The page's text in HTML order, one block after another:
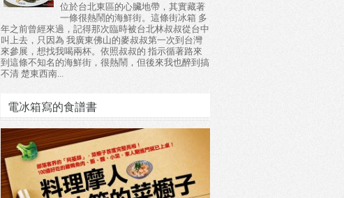
位於台北東區的心臟地帶，其實藏著
一條很熱鬧的海鮮街。這條街冰箱 多
年之前曾經來過，記得那次臨時被台北林叔叔從台中
叫上去，只因為 我廣東佛山的麥叔叔第一次到台灣
來參展，想找我喝兩杯。依照叔叔的 指示循著路來
到這條不知名的海鮮街，很熱鬧，但後來我也醉到搞
不清 楚東西南...
電冰箱寫的食譜書